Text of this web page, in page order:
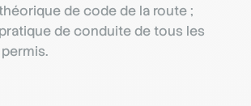
de code de la route ;
de conduite de tous les